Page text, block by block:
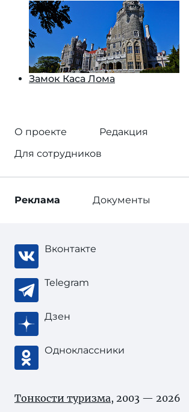
Замок Каса Лома
О проекте
Редакция
Для сотрудников
Реклама Документы
Вконтакте
Telegram
Дзен
Одноклассники
Тонкости туризма, 2003 — 2026